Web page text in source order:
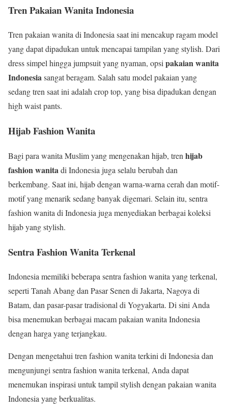
Tren Pakaian Wanita Indonesia
Tren pakaian wanita di Indonesia saat ini mencakup ragam model
yang dapat dipadukan untuk mencapai tampilan yang stylish. Dari
dress simpel hingga jumpsuit yang nyaman, opsipakaian wanita
Indonesiasangat beragam. Salah satu model pakaian yang
sedang tren saat ini adalah crop top, yang bisa dipadukan dengan
high waist pants.
Hijab Fashion Wanita
Bagi para wanita Muslim yang mengenakan hijab, tren hijab
fashion wanitadi Indonesia juga selalu berubah dan
berkembang. Saat ini, hijab dengan warna-warna cerah dan motif-
motif yang menarik sedang banyak digemari. Selain itu, sentra
fashion wanita di Indonesia juga menyediakan berbagai koleksi
hijab yang stylish.
Sentra Fashion Wanita Terkenal
Indonesia memiliki beberapa sentra fashion wanita yang terkenal,
seperti Tanah Abang dan Pasar Senen di Jakarta, Nagoya di
Batam, dan pasar-pasar tradisional di Yogyakarta. Di sini Anda
bisa menemukan berbagai macam pakaian wanita Indonesia
dengan harga yang terjangkau.
Dengan mengetahui tren fashion wanita terkini di Indonesia dan
mengunjungi sentra fashion wanita terkenal, Anda dapat
menemukan inspirasi untuk tampil stylish dengan pakaian wanita
Indonesia yang berkualitas.